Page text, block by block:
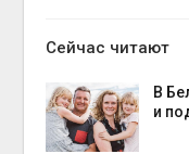
Сейчас читают
В
и